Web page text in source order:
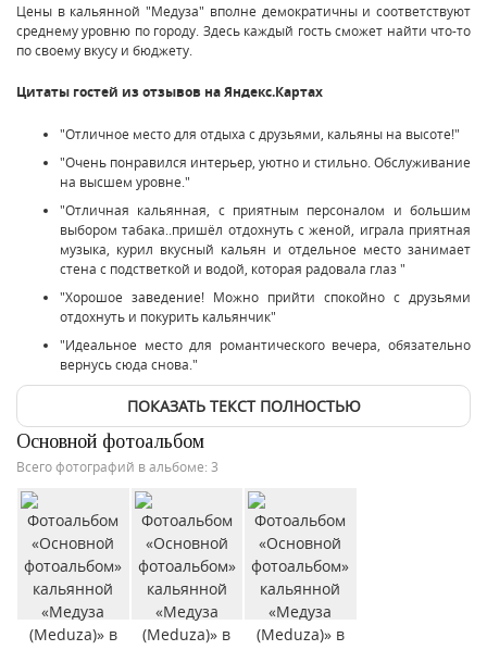
Цены в кальянной "Медуза" вполне демократичны и соответствуют
среднему уровню по городу. Здесь каждый гость сможет найти что-то
по своему вкусу и бюджету.
Цитаты гостей из отзывов на Яндекс.Картах
"Отличное место для отдыха с друзьями, кальяны на высоте!"
"Очень понравился интерьер, уютно и стильно. Обслуживание
на высшем уровне."
"Отличная кальянная, с приятным персоналом и большим
выбором табака..пришёл отдохнуть с женой, играла приятная
музыка, курил вкусный кальян и отдельное место занимает
стена с подстветкой и водой, которая радовала глаз "
"Хорошое заведение! Можно прийти спокойно с друзьями
отдохнуть и покурить кальянчик"
"Идеальное место для романтического вечера, обязательно
вернусь сюда снова."
ПОКАЗАТЬ ТЕКСТ ПОЛНОСТЬЮ
Основной фотоальбом
Всего фотографий в альбоме: 3